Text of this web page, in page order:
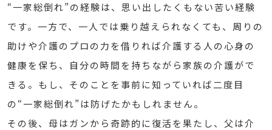
“一家総倒れ”の経験は、思い出したくもない苦い経験
です。一方で、一人では乗り越えられなくても、周りの
助けや介護のプロの力を借りれば介護する人の心身の
健康を保ち、自分の時間を持ちながら家族の介護がで
きる。もし、そのことを事前に知っていれば二度目
の“一家総倒れ”は防げたかもしれません。
その後、母はガンから奇跡的に復活を果たし、父は介